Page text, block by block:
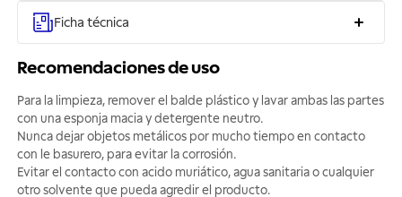
Ficha técnica
Recomendaciones de uso
Para la limpieza, remover el balde plástico y lavar ambas las partes
con una esponja macia y detergente neutro.
Nunca dejar objetos metálicos por mucho tiempo en contacto
con le basurero, para evitar la corrosión.
Evitar el contacto con acido muriático, agua sanitaria o cualquier
otro solvente que pueda agredir el producto.